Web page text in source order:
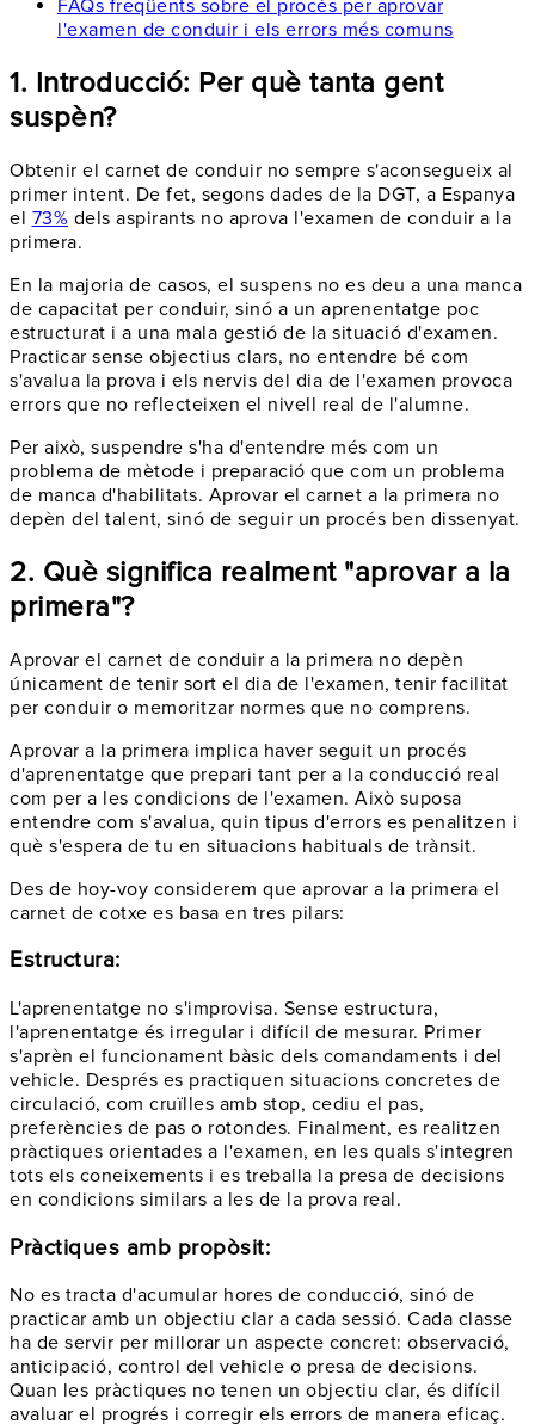
FAQs freqüents sobre el procés per aprovar
l'examen de conduir i els errors més comuns
1. Introducció: Per què tanta gent
suspèn?
Obtenir el carnet de conduir no sempre s'aconsegueix al
primer intent. De fet, segons dades de la DGT, a Espanya
el 73% dels aspirants no aprova l'examen de conduir a la
primera.
En la majoria de casos, el suspens no es deu a una manca
de capacitat per conduir, sinó a un aprenentatge poc
estructurat i a una mala gestió de la situació d'examen.
Practicar sense objectius clars, no entendre bé com
s'avalua la prova i els nervis del dia de l'examen provoca
errors que no reflecteixen el nivell real de l'alumne.
Per això, suspendre s'ha d'entendre més com un
problema de mètode i preparació que com un problema
de manca d'habilitats. Aprovar el carnet a la primera no
depèn del talent, sinó de seguir un procés ben dissenyat.
2. Què significa realment "aprovar a la
primera"?
Aprovar el carnet de conduir a la primera no depèn
únicament de tenir sort el dia de l'examen, tenir facilitat
per conduir o memoritzar normes que no comprens.
Aprovar a la primera implica haver seguit un procés
d'aprenentatge que prepari tant per a la conducció real
com per a les condicions de l'examen. Això suposa
entendre com s'avalua, quin tipus d'errors es penalitzen i
què s'espera de tu en situacions habituals de trànsit.
Des de hoy-voy considerem que aprovar a la primera el
carnet de cotxe es basa en tres pilars:
Estructura:
L'aprenentatge no s'improvisa. Sense estructura,
l'aprenentatge és irregular i difícil de mesurar. Primer
s'aprèn el funcionament bàsic dels comandaments i del
vehicle. Després es practiquen situacions concretes de
circulació, com cruïlles amb stop, cediu el pas,
preferències de pas o rotondes. Finalment, es realitzen
pràctiques orientades a l'examen, en les quals s'integren
tots els coneixements i es treballa la presa de decisions
en condicions similars a les de la prova real.
Pràctiques amb propòsit:
No es tracta d'acumular hores de conducció, sinó de
practicar amb un objectiu clar a cada sessió. Cada classe
ha de servir per millorar un aspecte concret: observació,
anticipació, control del vehicle o presa de decisions.
Quan les pràctiques no tenen un objectiu clar, és difícil
avaluar el progrés i corregir els errors de manera eficaç.